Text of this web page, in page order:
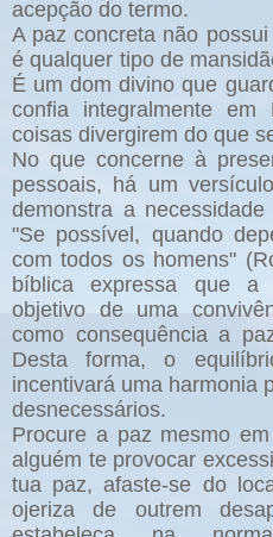
acepção do termo.
A paz concreta não
é qualquer tipo de
É um dom divino que
confia integralmente
coisas divergirem do que
No que concerne à
pessoais, há um
demonstra a
"Se possível, quando
com todos os homens"
bíblica expressa que a
objetivo de uma
como consequência a
Desta forma, o
incentivará uma harmonia
desnecessários.
Procure a paz mesmo
alguém te provocar
tua paz, afaste-se do
ojeriza de outrem